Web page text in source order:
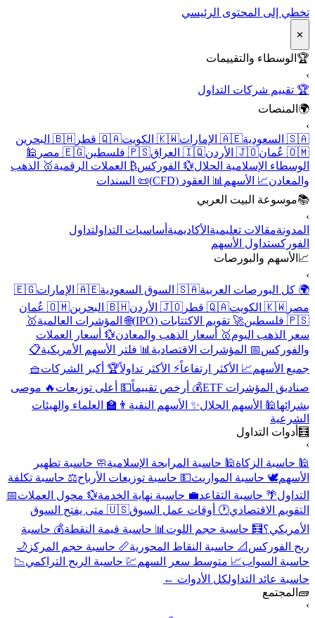
تخطي إلى المحتوى الرئيسي
✕
🏆الوسطاء والتقييمات
🏆 تقييم شركات التداول
🌍المنصات
🇸🇦 السعودية
🇦🇪 الإمارات 🇰🇼 الكويت 🇶🇦 قطر
🇧🇭 البحرين
🇴🇲 عُمان
🇯🇴 الأردن 🇮🇶 العراق 🇵🇸 فلسطين 🇪🇬 مصر
🕌
الوسطاء الإسلامية الحلال 💱 الفوركس ₿ العملات الرقمية🥇 الذهب
والمعادن📈 الأسهم📊 العقود (CFD)
📜 السندات
📚موسوعة البيت العربي
المدونةمقالات تعليميةالأكاديميةأساسيات التداولتداول
الفوركستداول الأسهم
📈الأسهم والبورصات
🌍 كل البورصات العربية🇸🇦 السوق السعودية 🇦🇪 الإمارات
🇪🇬
مصر 🇰🇼 الكويت 🇶🇦 قطر 🇯🇴 الأردن 🇧🇭 البحرين
🇴🇲 عُمان
🇵🇸 فلسطين
🚀 تقويم الاكتتابات (IPO) 🌐 المؤشرات العالمية🥇
سعر الذهب اليوم🥇 أسعار الذهب والمعادن💱 أسعار العملات
والفوركس 📅 المؤشرات الاقتصادية📊 فلتر الأسهم الأمريكية📋
جميع الأسهم📈 الأكثر ارتفاعاً⚡ الأكثر تداولاً🏆 أكبر الشركات🧺
صناديق المؤشرات ETF
💰 أرخص تقييماً💵 أعلى توزيعات🔥 موصى
بشرائها🕌 الأسهم الحلال ✨ الأسهم النقية👨‍🏫 العلماء والهيئات
الشرعية
🧮أدوات التداول
🕌 حاسبة الزكاة🕌 حاسبة المرابحة الإسلامية🧼 حاسبة تطهير
الأسهم🕊️ حاسبة المواريث💵 حاسبة توزيعات الأرباح⚖️ حاسبة تكلفة
التداول 🌴 حاسبة التقاعد💼 حاسبة نهاية الخدمة💱 محول العملات📅
التقويم الاقتصادي🕐 أوقات عمل السوق
🇺🇸 متى يفتح السوق
الأمريكي؟🧮 حاسبة حجم اللوت📊 حاسبة قيمة النقطة💰 حاسبة
ربح الفوركس 📐 حاسبة النقاط المحورية📏 حاسبة حجم المركز 🌙
حاسبة السواب📈 متوسط سعر السهم💹 حاسبة الربح التراكمي 📉
حاسبة عائد التداولكل الأدوات ←
🧱المجتمع